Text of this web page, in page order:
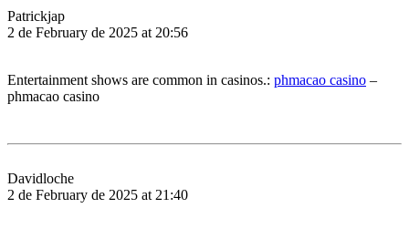
Patrickjap
2 de February de 2025 at 20:56
Entertainment shows are common in casinos.: phmacao casino –
phmacao casino
Davidloche
2 de February de 2025 at 21:40